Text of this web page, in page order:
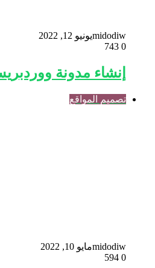
midodiwيونيو 12, 2022
0
إنشاء مدونة
تصميم المواقع
midodiwمايو 10, 2022
0